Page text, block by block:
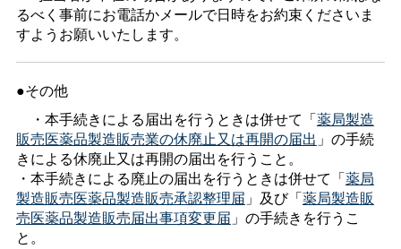
るべく事前にお電話かメールで日時をお約束くださいま
すようお願いいたします。
●その他
・本手続きによる届出を行うときは併せて「薬局製造
販売医薬品製造販売業の休廃止又は再開の届出 」の手続
きによる休廃止又は再開の届出を行うこと。
・本手続きによる廃止の届出を行うときは併せて「薬局
製造販売医薬品製造販売承認整理届 」及び「薬局製造販
売医薬品製造販売届出事項変更届 」の手続きを行うこ
と。